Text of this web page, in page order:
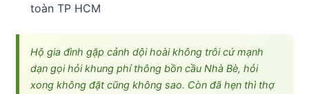
toàn TP HCM
Hộ gia đình gặp cảnh dội hoài không trôi cứ mạnh
dạn gọi hỏi khung phí thông bồn cầu Nhà Bè, hỏi
xong không đặt cũng không sao. Còn đã hẹn thì thợ